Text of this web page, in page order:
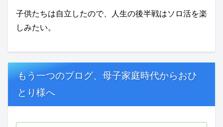
子供たちは自立したので、人生の後半戦はソロ活を楽
しみたい。
もう一つのブログ、母子家庭時代からおひ
とり様へ